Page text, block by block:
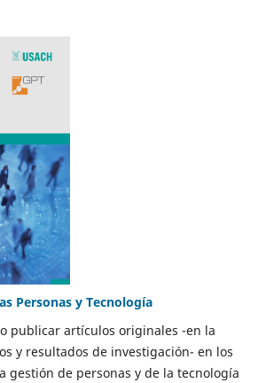
Personas y Tecnología
publicar artículos originales -en la
y resultados de investigación- en los
gestión de personas y de la tecnología